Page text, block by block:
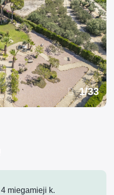
1/33
4 miegamieji k.